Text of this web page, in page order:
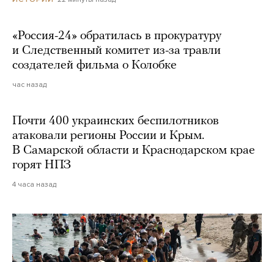
«Россия-24» обратилась в прокуратуру
и Следственный комитет из-за травли
создателей фильма о Колобке
час назад
Почти 400 украинских беспилотников
атаковали регионы России и Крым.
В Самарской области и Краснодарском крае
горят НПЗ
4 часа назад